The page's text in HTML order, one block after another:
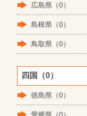
広島県（0）
島根県（0）
鳥取県（0）
四国（0）
徳島県（0）